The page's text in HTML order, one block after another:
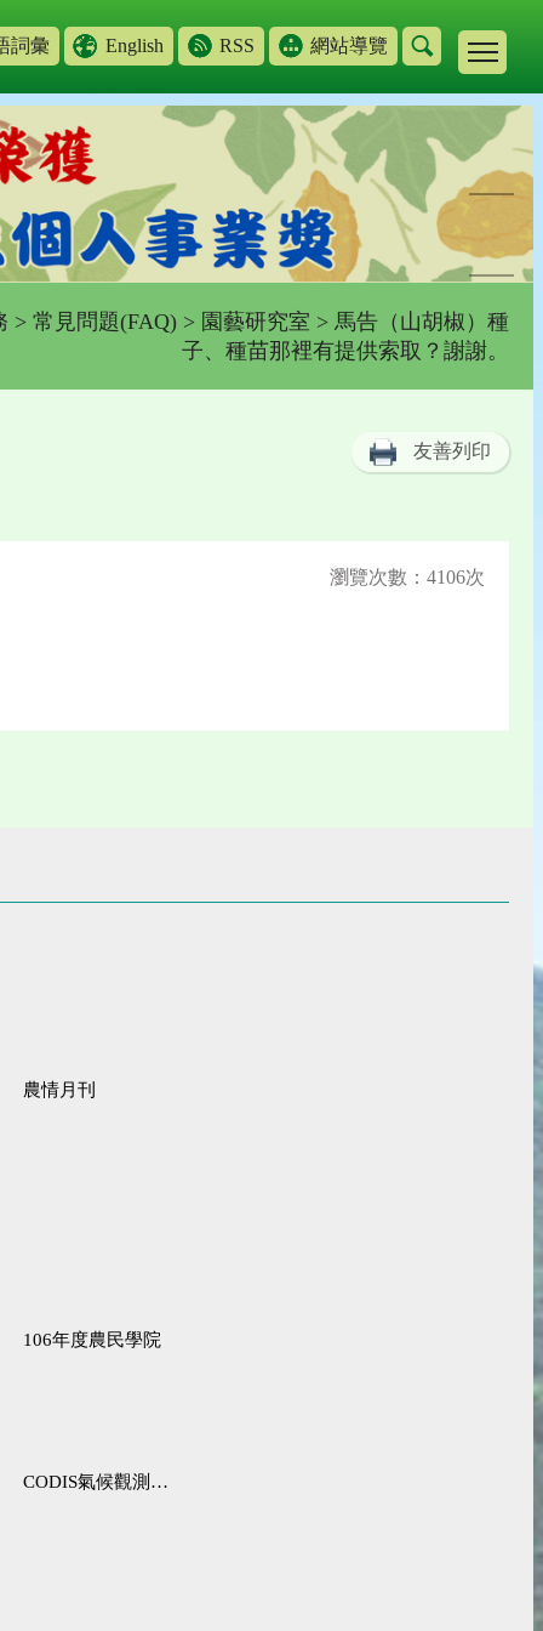
詞彙 English RSS 網站導覽
> 常見問題(FAQ) > 園藝研究室 > 馬告（山胡椒）種
子、種苗那裡有提供索取？謝謝。
友善列印
瀏覽次數：4106次
農情月刊
106年度農民學院
CODIS氣候觀測資料查詢服務